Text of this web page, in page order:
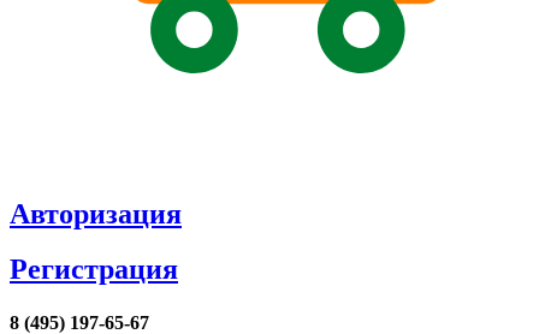
Авторизация
Регистрация
8 (495) 197-65-67